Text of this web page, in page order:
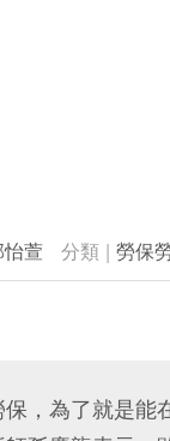
怡萱 勞保
，為了就是能